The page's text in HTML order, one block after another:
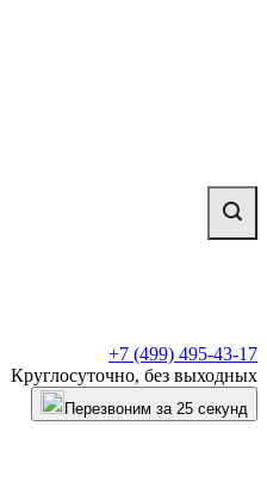
+7 (499) 495-43-17
Круглосуточно, без выходных
Перезвоним за 25 секунд